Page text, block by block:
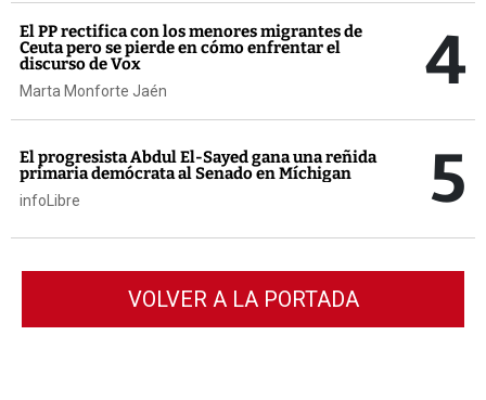
El PP rectifica con los menores migrantes de
Ceuta pero se pierde en cómo enfrentar el
discurso de Vox
Marta Monforte Jaén 4
El progresista Abdul El-Sayed gana una reñida
primaria demócrata al Senado en Míchigan
infoLibre 5
VOLVER A LA PORTADA